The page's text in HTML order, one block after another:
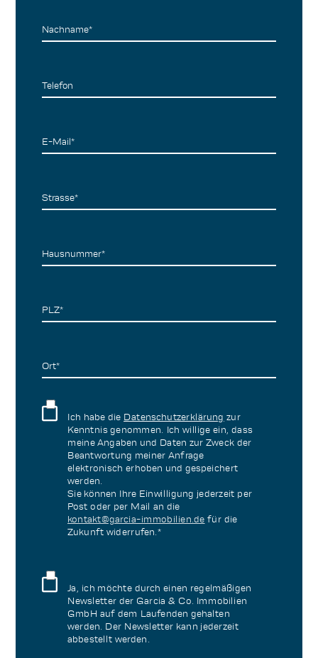
Nachname*
Telefon
E-Mail*
Strasse*
Hausnummer*
PLZ*
Ort*
Ich habe die Datenschutzerklärung zur
Kenntnis genommen. Ich willige ein, dass
meine Angaben und Daten zur Zweck der
Beantwortung meiner Anfrage
elektronisch erhoben und gespeichert
werden.
Sie können Ihre Einwilligung jederzeit per
Post oder per Mail an die
kontakt@garcia-immobilien.de für die
Zukunft widerrufen.*
Ja, ich möchte durch einen regelmäßigen
Newsletter der Garcia & Co. Immobilien
GmbH auf dem Laufenden gehalten
werden. Der Newsletter kann jederzeit
abbestellt werden.